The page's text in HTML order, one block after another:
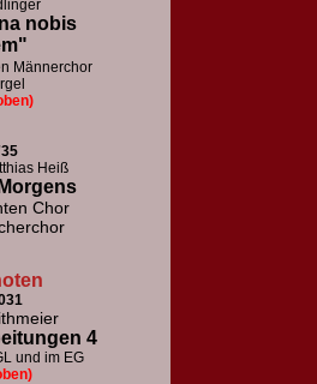
nobis
Männerchor
5
Heiß
Chor
4
und im EG